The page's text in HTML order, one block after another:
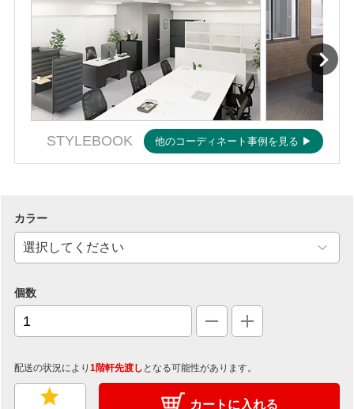
STYLEBOOK 他のコーディネート事例を見る ▶
カラー
個数
配送の状況により 1階軒先渡し となる可能性があります。
カートに入れる